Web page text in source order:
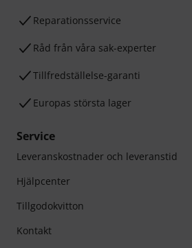
Reparationsservice
Råd från våra sak-experter
Tillfredställelse-garanti
Europas största lager
Service
Leveranskostnader och leveranstid
Hjälpcenter
Tillgodokvitton
Kontakt